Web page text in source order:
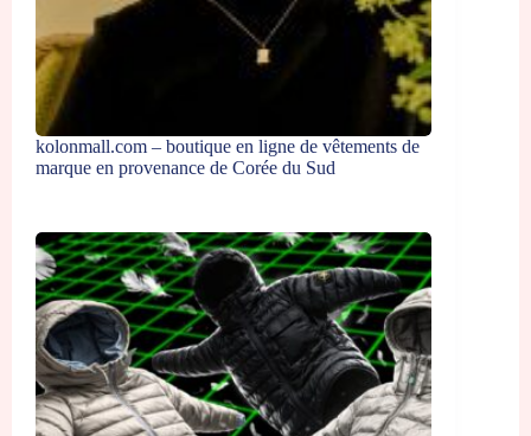
kolonmall.com – boutique en ligne de vêtements de
marque en provenance de Corée du Sud